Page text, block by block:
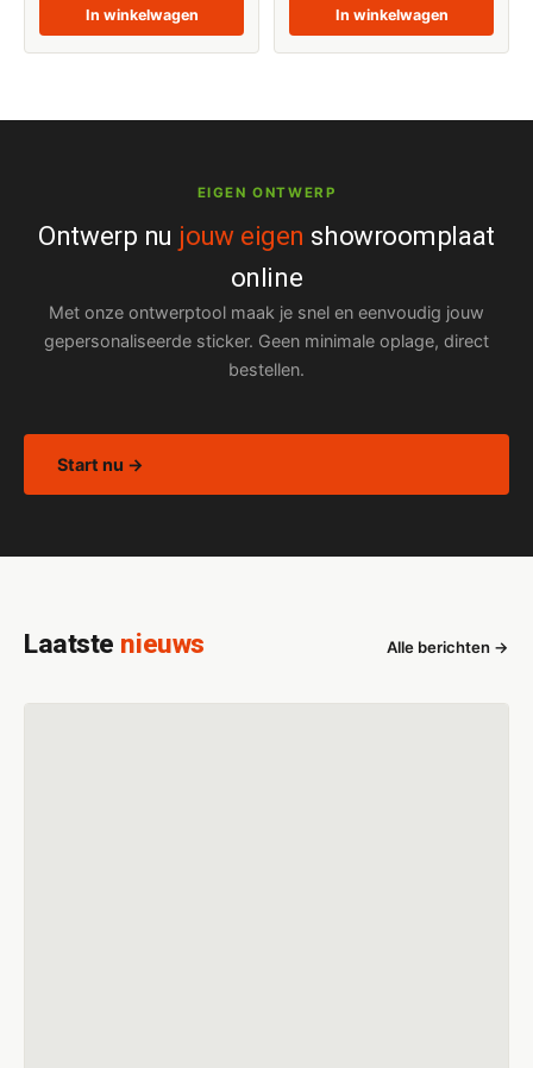
In winkelwagen In winkelwagen
EIGEN ONTWERP
Ontwerp nu jouw eigen showroomplaat
online
Met onze ontwerptool maak je snel en eenvoudig jouw
gepersonaliseerde sticker. Geen minimale oplage, direct
bestellen.
Start nu →
Laatste nieuws Alle berichten →